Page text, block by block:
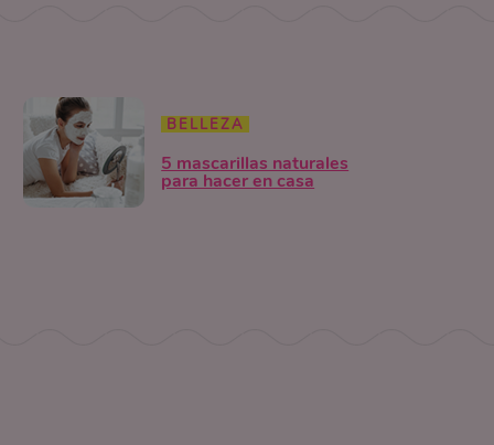
BELLEZA
5 mascarillas naturales
para hacer en casa